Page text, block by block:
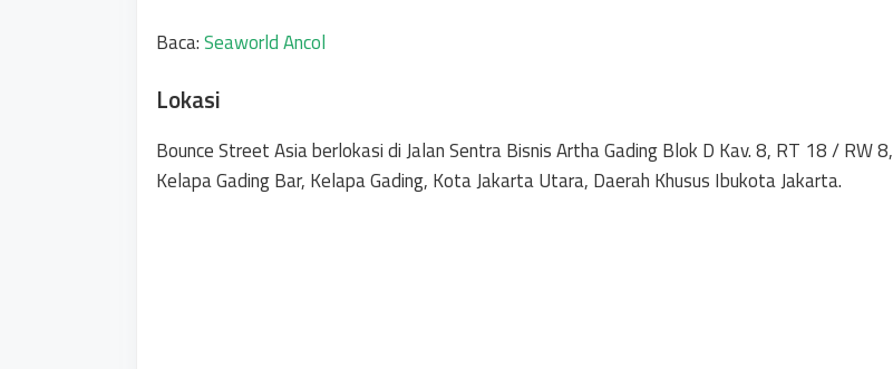
Baca:Seaworld Ancol
Lokasi
Bounce Street Asia berlokasi di Jalan Sentra Bisnis Artha Gading Blok D Kav. 8, RT 18 / RW 8,
Kelapa Gading Bar, Kelapa Gading, Kota Jakarta Utara, Daerah Khusus Ibukota Jakarta.